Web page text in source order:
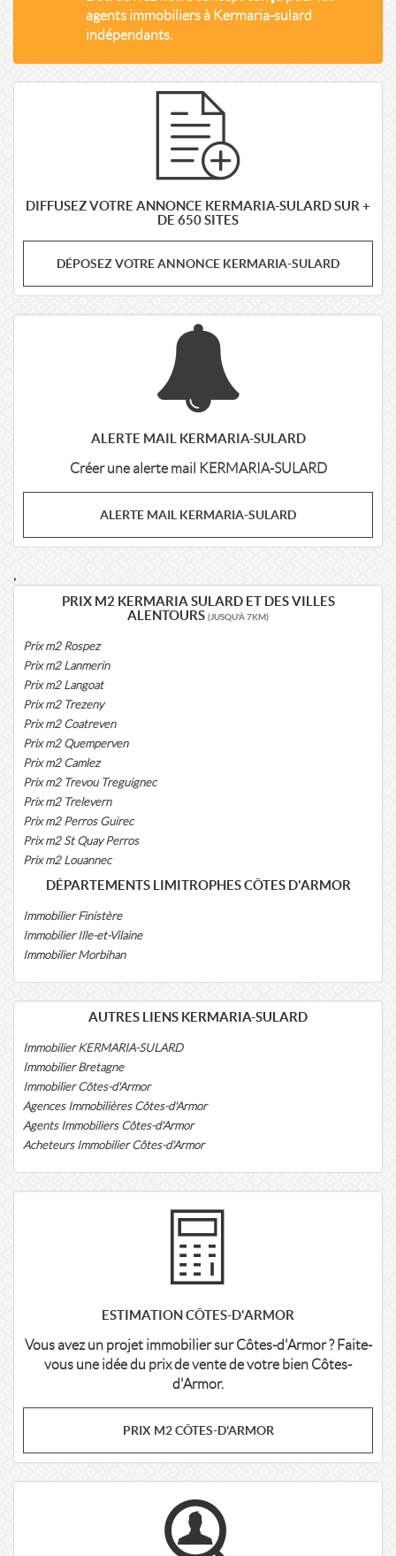
agents immobiliers à Kermaria-sulard
indépendants.
DIFFUSEZ VOTRE ANNONCE KERMARIA-SULARD SUR +
DE 650 SITES
DÉPOSEZ VOTRE ANNONCE KERMARIA-SULARD
ALERTE MAIL KERMARIA-SULARD
Créer une alerte mail KERMARIA-SULARD
ALERTE MAIL KERMARIA-SULARD
,
PRIX M2 KERMARIA SULARD ET DES VILLES
ALENTOURS (JUSQU'À 7KM)
Prix m2 Rospez
Prix m2 Lanmerin
Prix m2 Langoat
Prix m2 Trezeny
Prix m2 Coatreven
Prix m2 Quemperven
Prix m2 Camlez
Prix m2 Trevou Treguignec
Prix m2 Trelevern
Prix m2 Perros Guirec
Prix m2 St Quay Perros
Prix m2 Louannec
DÉPARTEMENTS LIMITROPHES CÔTES D'ARMOR
Immobilier Finistère
Immobilier Ille-et-Vilaine
Immobilier Morbihan
AUTRES LIENS KERMARIA-SULARD
Immobilier KERMARIA-SULARD
Immobilier Bretagne
Immobilier Côtes-d'Armor
Agences Immobilières Côtes-d'Armor
Agents Immobiliers Côtes-d'Armor
Acheteurs Immobilier Côtes-d'Armor
ESTIMATION CÔTES-D'ARMOR
Vous avez un projet immobilier sur Côtes-d'Armor ? Faite-
vous une idée du prix de vente de votre bien Côtes-
d'Armor.
PRIX M2 CÔTES-D'ARMOR